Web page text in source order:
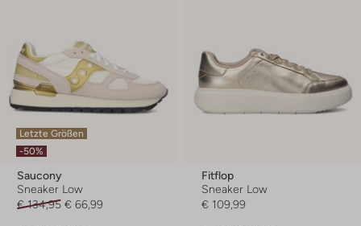
Letzte Größen
-50%
Saucony
Sneaker Low
€ 134,95 € 66,99
Fitflop
Sneaker Low
€ 109,99